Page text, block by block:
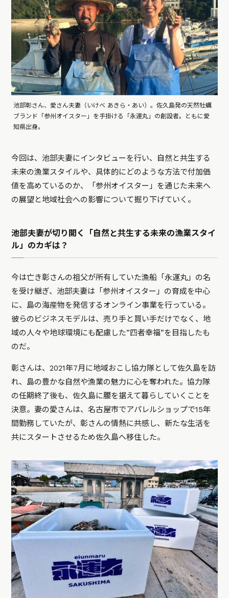
池部彰さん、愛さん夫妻（いけべ あきら・あい）。佐久島発の天然牡蠣
ブランド「参州オイスター」を手掛ける「永運丸」の創設者。ともに愛
知県出身。
今回は、池部夫妻にインタビューを行い、自然と共生する
未来の漁業スタイルや、具体的にどのような方法で付加価
値を高めているのか、「参州オイスター」を通じた未来へ
の展望と地域社会への影響について掘り下げていく。
池部夫妻が切り開く「自然と共生する未来の漁業スタイ
ル」のカギは？
今は亡き彰さんの祖父が所有していた漁船「永運丸」の名
を受け継ぎ、池部夫妻は「参州オイスター」の育成を中心
に、島の海産物を発信するオンライン事業を行っている。
彼らのビジネスモデルは、売り手と買い手だけでなく、地
域の人々や地球環境にも配慮した”四者幸福”を目指したも
のだ。
彰さんは、2021年7月に地域おこし協力隊として佐久島を訪
れ、島の豊かな自然や漁業の魅力に心を奪われた。協力隊
の任期終了後も、佐久島に腰を据えて暮らしていくことを
決意。妻の愛さんは、名古屋市でアパレルショップで15年
間勤務していたが、彰さんの情熱に共感し、新たな生活を
共にスタートさせるため佐久島へ移住した。